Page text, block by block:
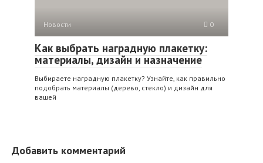
Новости 0
Как выбрать наградную плакетку:
материалы, дизайн и назначение
Выбираете наградную плакетку? Узнайте, как правильно
подобрать материалы (дерево, стекло) и дизайн для
вашей
Добавить комментарий